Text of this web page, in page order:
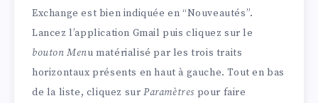
Exchange est bien indiquée en “Nouveautés”.
Lancez l’application Gmail puis cliquez sur le
bouton Menu matérialisé par les trois traits
horizontaux présents en haut à gauche. Tout en bas
de la liste, cliquez sur Paramètres pour faire